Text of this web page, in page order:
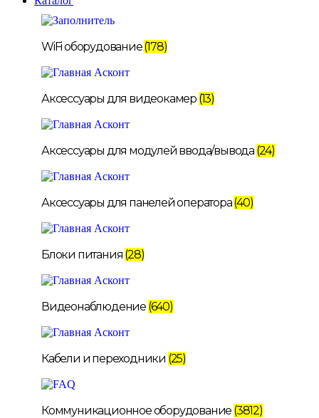
WiFi оборудование(178)
Аксессуары для видеокамер (13)
Аксессуары для модулей ввода/вывода (24)
Аксессуары для панелей оператора(40)
Блоки питания (28)
Видеонаблюдение (640)
Кабели и переходники (25)
Коммуникационное оборудование (3812)